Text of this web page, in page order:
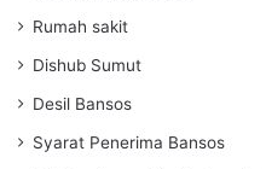
Rumah sakit
Dishub Sumut
Desil Bansos
Syarat Penerima Bansos